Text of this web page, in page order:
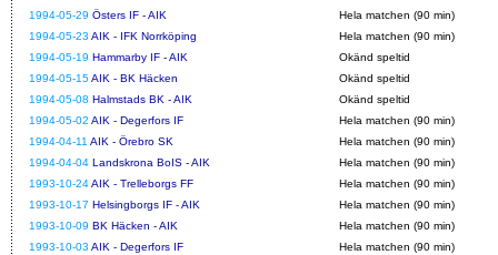
1994-05-29 Östers IF - AIK
Hela matchen (90 min)
1994-05-23 AIK - IFK Norrköping
Hela matchen (90 min)
1994-05-19 Hammarby IF - AIK
Okänd speltid
1994-05-15AIK - BK Häcken
Okänd speltid
1994-05-08 Halmstads BK - AIK
Okänd speltid
1994-05-02 AIK - Degerfors IF
Hela matchen (90 min)
1994-04-11 AIK - Örebro SK
Hela matchen (90 min)
1994-04-04 Landskrona BoIS - AIK
Hela matchen (90 min)
1993-10-24AIK - Trelleborgs FF
Hela matchen (90 min)
1993-10-17 Helsingborgs IF - AIK
Hela matchen (90 min)
1993-10-09 BK Häcken - AIK
Hela matchen (90 min)
1993-10-03 AIK - Degerfors IF
Hela matchen (90 min)